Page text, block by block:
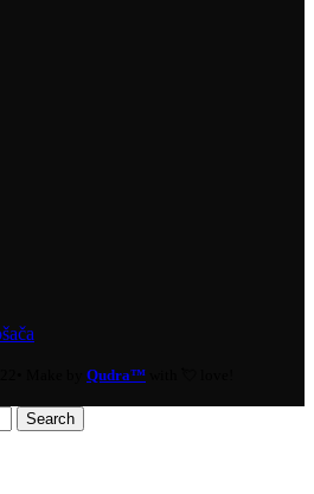
Qudra™
Search